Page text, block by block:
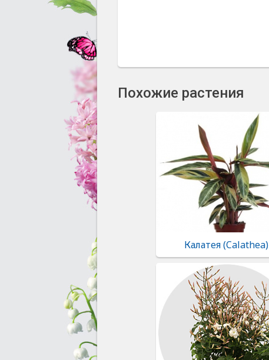
Похожие растения
Калатея (Calathea)